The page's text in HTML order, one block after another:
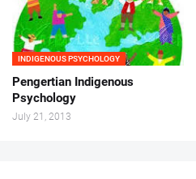
INDIGENOUS PSYCHOLOGY
Pengertian Indigenous
Psychology
July 21, 2013